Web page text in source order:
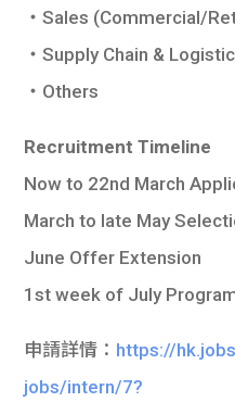
・Sales (Commercial/
・Supply Chain &
・Others
Recruitment Timeline
Now to 22nd March
March to late May
June Offer Extension
1st week of July
申請詳情： https://
jobs/intern/7?